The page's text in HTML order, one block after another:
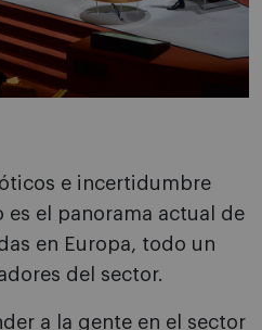
e incertidumbre
es el panorama actual de
en Europa, todo un
del sector.
a la gente en el sector